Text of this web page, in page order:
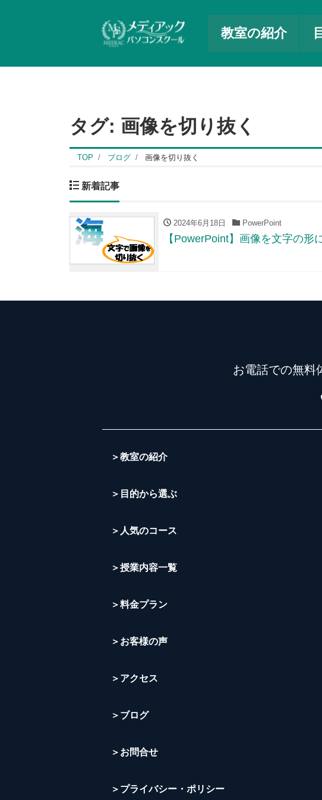
教室の紹介
タグ: 画像を切り抜く
TOP ブログ 画像を切り抜く
新着記事
2024年6月18日 PowerPoint
【PowerPoint】画像を文字の形
お電話での無料
＞教室の紹介
＞目的から選ぶ
＞人気のコース
＞授業内容一覧
＞料金プラン
＞お客様の声
＞アクセス
＞ブログ
＞お問合せ
＞プライバシー・ポリシー